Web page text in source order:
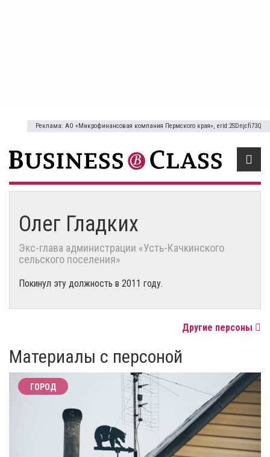
Реклама: АО «Микрофинансовая компания Пермского края», erid:2SDnjcfi73Q
Олег Гладких
Экс-глава администрации «Усть-Качкинского
сельского поселения»
Покинул эту должность в 2011 году.
Другие персоны
Материалы с персоной
ГОРОД